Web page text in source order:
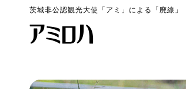
茨城非公認観光大使「アミ」による「廃線